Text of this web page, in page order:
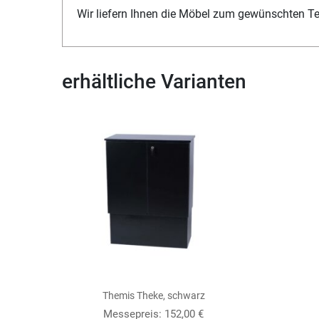
Wir liefern Ihnen die Möbel zum gewünschten
erhältliche Varianten
Themis Theke, schwarz
Messepreis: 152,00€